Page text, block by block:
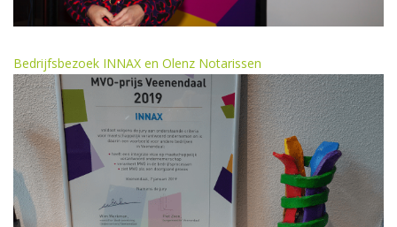
Bedrijfsbezoek INNAX en Olenz Notarissen